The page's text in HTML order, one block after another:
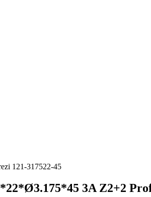
121-317522-45
3A Z2+2